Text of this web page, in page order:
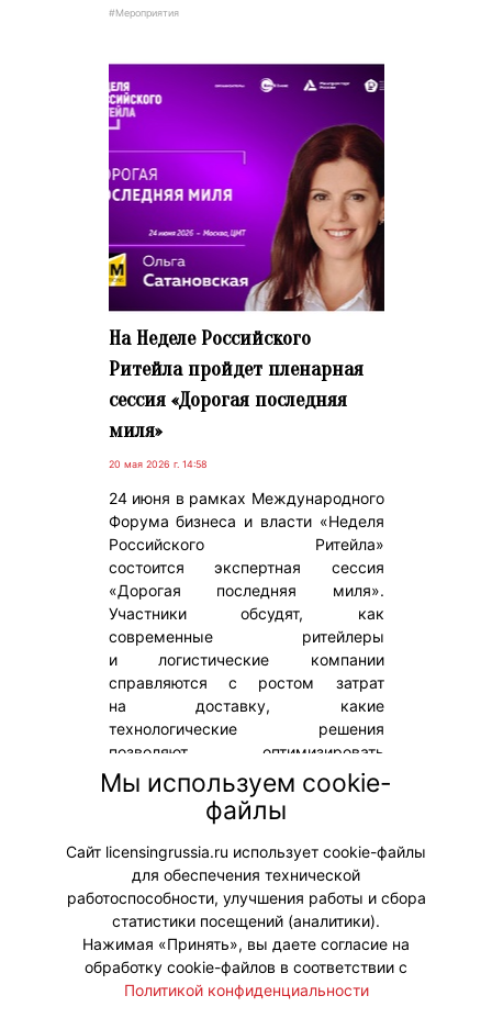
#Мероприятия
На Неделе Российского
Ритейла пройдет пленарная
сессия «Дорогая последняя
миля»
20 мая 2026 г. 14:58
24 июня в рамках Международного
Форума бизнеса и власти «Неделя
Российского Ритейла»
состоится экспертная сессия
«Дорогая последняя миля».
Участники обсудят, как
современные ритейлеры
и логистические компании
справляются с ростом затрат
на доставку, какие
технологические решения
позволяют оптимизировать
процессы и какие подходы
обеспечивают баланс между
скоростью, стоимостью
и качеством сервиса.
#Мероприятия
Мы используем cookie-
файлы
Сайт licensingrussia.ru использует cookie-файлы
для обеспечения технической
работоспособности, улучшения работы и сбора
статистики посещений (аналитики).
Нажимая «Принять», вы даете согласие на
обработку cookie-файлов в соответствии с
Политикой конфиденциальности